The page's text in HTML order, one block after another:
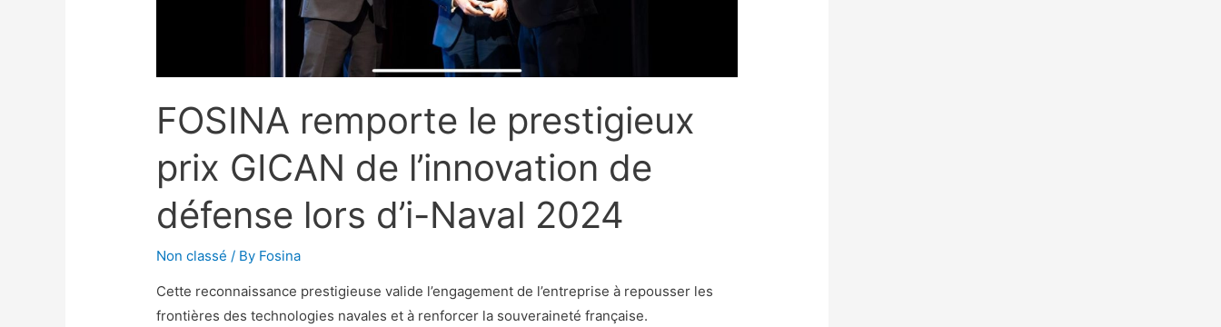
FOSINA remporte le prestigieux
prix GICAN de l’innovation de
défense lors d’i-Naval 2024
Non classé / By Fosina
Cette reconnaissance prestigieuse valide l’engagement de l’entreprise à repousser les
frontières des technologies navales et à renforcer la souveraineté française.